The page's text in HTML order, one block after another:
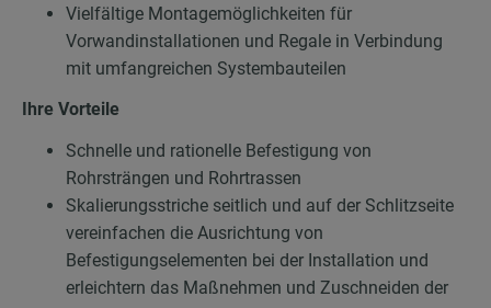
Vielfältige Montagemöglichkeiten für
Vorwandinstallationen und Regale in Verbindung
mit umfangreichen Systembauteilen
Ihre Vorteile
Schnelle und rationelle Befestigung von
Rohrsträngen und Rohrtrassen
Skalierungsstriche seitlich und auf der Schlitzseite
vereinfachen die Ausrichtung von
Befestigungselementen bei der Installation und
erleichtern das Maßnehmen und Zuschneiden der